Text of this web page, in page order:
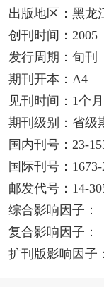
出版地区：黑龙
创刊时间：2005
发行周期：旬刊
期刊开本：A4
见刊时间：1个
期刊级别：省级
国内刊号：23-
国际刊号：
邮发代号：14-
综合影响因子：
复合影响因子：
扩刊版影响因子